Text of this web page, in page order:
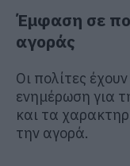
Έμφαση σε
αγοράς
Οι πολίτες
ενημέρωση για
και τα
την αγορά.